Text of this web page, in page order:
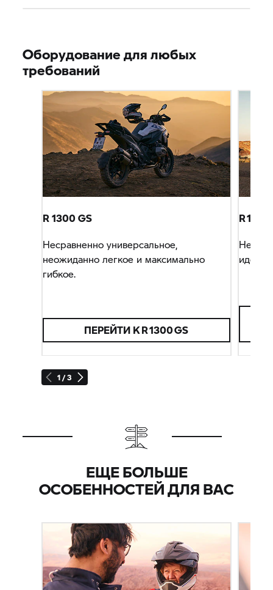
Оборудование для любых
требований
1 / 3
R 1300 GS
Несравненно универсальное,
неожиданно легкое и максимально
гибкое.
ПЕРЕЙТИ К R 1300 GS
R
Не
ЕЩЕ БОЛЬШЕ
ОСОБЕННОСТЕЙ ДЛЯ ВАС